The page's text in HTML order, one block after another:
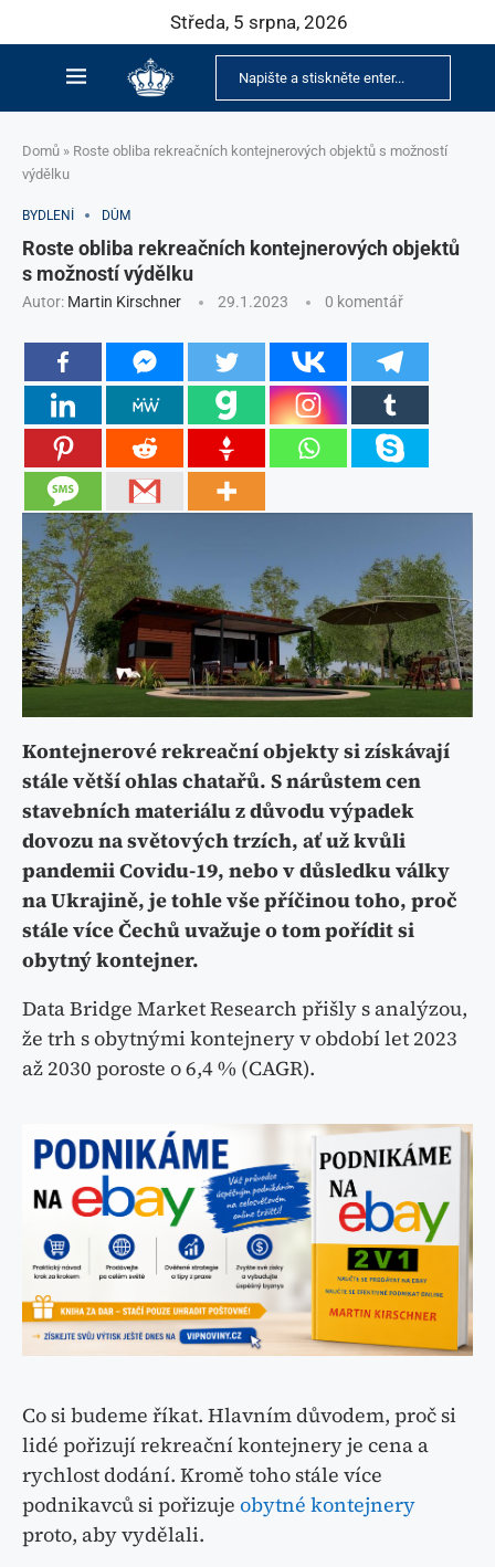
Středa, 5 srpna, 2026
Domů » Roste obliba rekreačních kontejnerových objektů s možností
výdělku
BYDLENÍ DŮM
Roste obliba rekreačních kontejnerových objektů
s možností výdělku
Autor: Martin Kirschner 29.1.2023 0 komentář
Kontejnerové rekreační objekty si získávají
stále větší ohlas chatařů. S nárůstem cen
stavebních materiálu z důvodu výpadek
dovozu na světových trzích, ať už kvůli
pandemii Covidu-19, nebo v důsledku války
na Ukrajině, je tohle vše příčinou toho, proč
stále více Čechů uvažuje o tom pořídit si
obytný kontejner.
Data Bridge Market Research přišly s analýzou,
že trh s obytnými kontejnery v období let 2023
až 2030 poroste o 6,4 % (CAGR).
Co si budeme říkat. Hlavním důvodem, proč si
lidé pořizují rekreační kontejnery je cena a
rychlost dodání. Kromě toho stále více
podnikavců si pořizuje obytné kontejnery
proto, aby vydělali.